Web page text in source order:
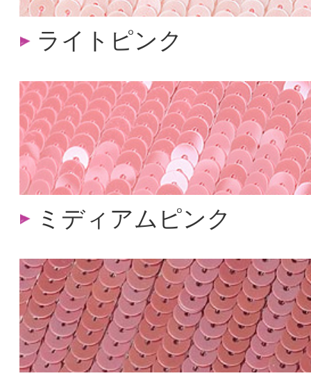
ライトピンク
ミディアムピンク